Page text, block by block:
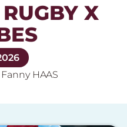
X
Fanny HAAS